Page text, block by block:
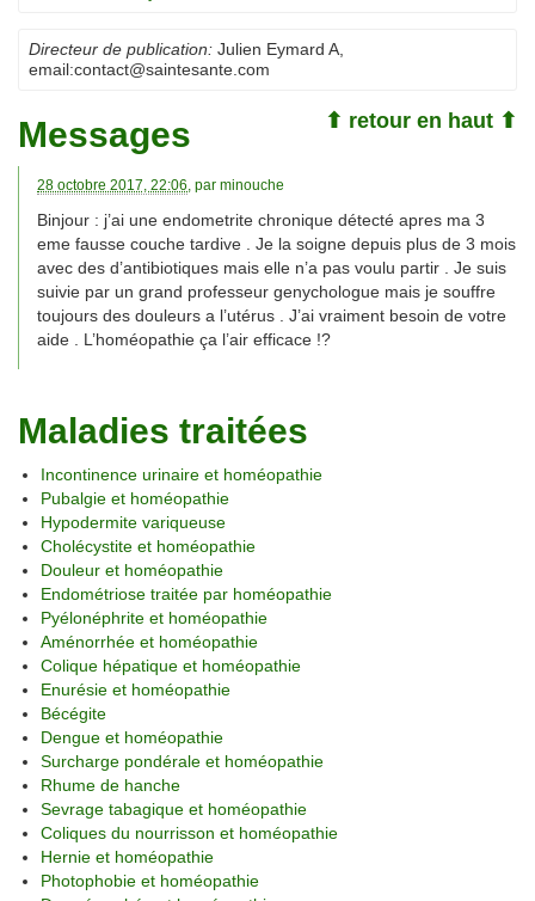
Directeur de publication: Julien Eymard A
email:contact@saintesante.com
⬆ retour en haut ⬆
Messages
28 octobre 2017, 22:06, par minouche
Binjour : j’ai une endometrite chronique détecté apres ma 3
eme fausse couche tardive . Je la soigne depuis plus de 3 mois
avec des d’antibiotiques mais elle n’a pas voulu partir . Je suis
suivie par un grand professeur genychologue mais je souffre
toujours des douleurs a l’utérus . J’ai vraiment besoin de votre
aide . L’homéopathie ça l’air efficace !?
Maladies traitées
Incontinence urinaire et homéopathie
Pubalgie et homéopathie
Hypodermite variqueuse
Cholécystite et homéopathie
Douleur et homéopathie
Endométriose traitée par homéopathie
Pyélonéphrite et homéopathie
Aménorrhée et homéopathie
Colique hépatique et homéopathie
Enurésie et homéopathie
Bécégite
Dengue et homéopathie
Surcharge pondérale et homéopathie
Rhume de hanche
Sevrage tabagique et homéopathie
Coliques du nourrisson et homéopathie
Hernie et homéopathie
Photophobie et homéopathie